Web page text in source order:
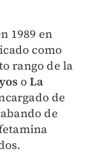
1989 en
como
rango de la
o La
de
de